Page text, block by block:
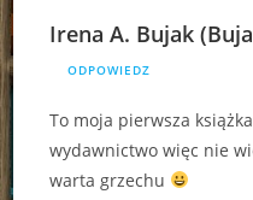
Irena A. Bujak
ODPOWIEDZ
To moja pierwsza
wydawnictwo więc nie
warta grzechu